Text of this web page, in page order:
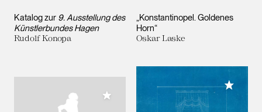
Katalog zur 9. Ausstellung des
Künstlerbundes Hagen
Rudolf Konopa
„Konstantinopel. Goldenes
Horn“
Oskar Laske
Meiner Sammlung hinzufügen
Meiner